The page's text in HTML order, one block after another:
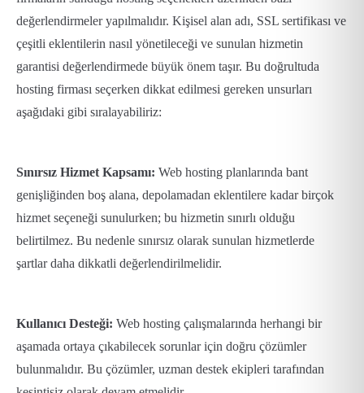
değerlendirmeler yapılmalıdır. Kişisel alan adı, SSL sertifikası ve
çeşitli eklentilerin nasıl yönetileceği ve sunulan hizmetin
garantisi değerlendirmede büyük önem taşır. Bu doğrultuda
hosting firması seçerken dikkat edilmesi gereken unsurları
aşağıdaki gibi sıralayabiliriz:
Sınırsız Hizmet Kapsamı: Web hosting planlarında bant
genişliğinden boş alana, depolamadan eklentilere kadar birçok
hizmet seçeneği sunulurken; bu hizmetin sınırlı olduğu
belirtilmez. Bu nedenle sınırsız olarak sunulan hizmetlerde
şartlar daha dikkatli değerlendirilmelidir.
Kullanıcı Desteği: Web hosting çalışmalarında herhangi bir
aşamada ortaya çıkabilecek sorunlar için doğru çözümler
bulunmalıdır. Bu çözümler, uzman destek ekipleri tarafından